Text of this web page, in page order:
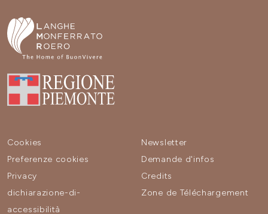
Cookies
Preferenze cookies
Privacy
dichiarazione-di-
accessibilità
Newsletter
Demande d'infos
Credits
Zone de Téléchargement